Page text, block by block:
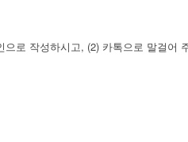
로 작성하시고, (2) 카톡으로 말걸어